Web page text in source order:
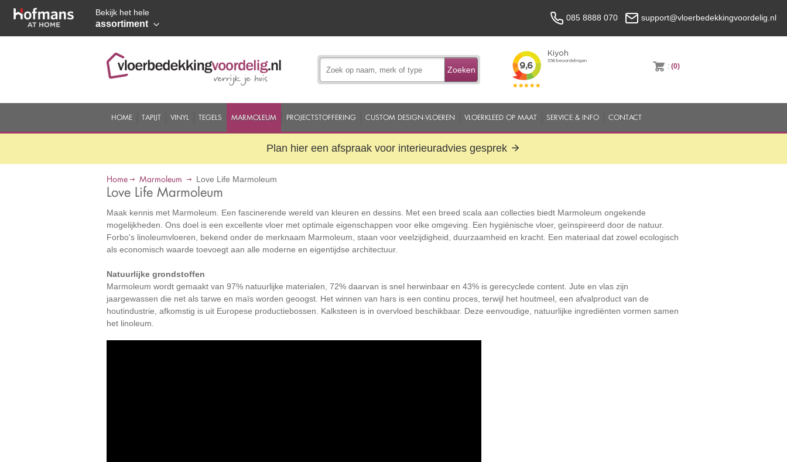
Bekijk het hele
assortiment
085 8888 070 support@vloerbedekkingvoordelig.nl
Zoeken :(0)
HOME TAPIJT VINYL TEGELS MARMOLEUM PROJECTSTOFFERING CUSTOM DESIGN-VLOEREN VLOERKLEED OP MAAT SERVICE & INFO CONTACT
Plan hier een afspraak voor interieuradvies gesprek
Home Marmoleum Love Life Marmoleum
Love Life Marmoleum
Maak kennis met Marmoleum. Een fascinerende wereld van kleuren en dessins. Met een breed scala aan collecties biedt Marmoleum ongekende
mogelijkheden. Ons doel is een excellente vloer met optimale eigenschappen voor elke omgeving. Een hygiënische vloer, geïnspireerd door de natuur.
Forbo's linoleumvloeren, bekend onder de merknaam Marmoleum, staan voor veelzijdigheid, duurzaamheid en kracht. Een materiaal dat zowel ecologisch
als economisch waarde toevoegt aan alle moderne en eigentijdse architectuur.
Natuurlijke grondstoffen
Marmoleum wordt gemaakt van 97% natuurlijke materialen, 72% daarvan is snel herwinbaar en 43% is gerecyclede content. Jute en vlas zijn
jaargewassen die net als tarwe en maïs worden geoogst. Het winnen van hars is een continu proces, terwijl het houtmeel, een afvalproduct van de
houtindustrie, afkomstig is uit Europese productiebossen. Kalksteen is in overvloed beschikbaar. Deze eenvoudige, natuurlijke ingrediënten vormen samen
het linoleum.